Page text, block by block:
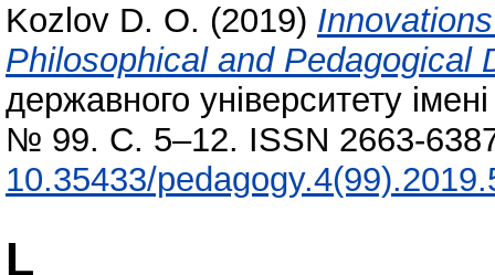
Kozlov D. O. (2019)
Philosophical and Pedagogical
державного університету
№ 99. С. 5–12. ISSN 2663-
10.35433/
L